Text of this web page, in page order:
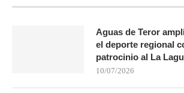
Aguas de Teror
el deporte regional
patrocinio al La
10/07/2026